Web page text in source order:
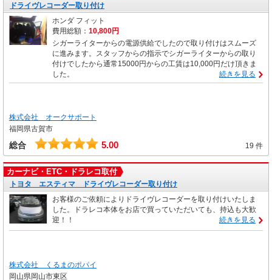
ドライヴレコーダー取り付け
ホンダ フィット
費用総額： 10,800円
シガーライターからの電源供給でしたので取り付けはスムーズ
に進みます。スタッフからの指示でシガーライターからの取り
付けでしたから通常15000円からの工賃は10,000円だけ頂きま
した。
続きを見る
株式会社 オークサポート
福岡県古賀市
総合 5.00 19 件
カーナビ・ETC・ドラレコ取付
トヨタ エスティマ ドライヴレコーダー取り付け
お客様のご依頼によりドライヴレコーダーを取り付けいたしま
した。ドラレコ本体をお店で買っていただいても、持込も大歓
迎！！
続きを見る
株式会社 くるまのポパイ
岡山県岡山市東区